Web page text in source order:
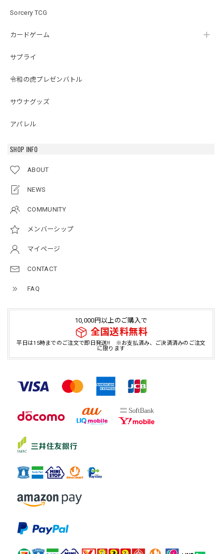
Sorcery TCG
カードゲーム
サプライ
令和の虎プレゼンバトル
サウナグッズ
アパレル
SHOP INFO
ABOUT
NEWS
COMMUNITY
メンバーシップ
マイページ
CONTACT
FAQ
10,000円以上のご購入で
全国送料無料
平日は15時までのご注文で即日発送!! ※お支払済み、ご決済済みのご注文
に限ります